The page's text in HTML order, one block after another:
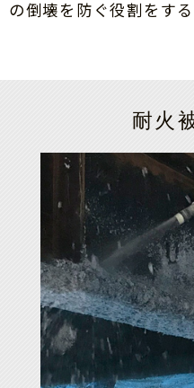
の倒壊を防ぐ役割をす
耐火